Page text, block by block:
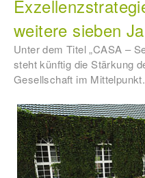
weitere sieben
Unter dem Titel „CASA –
steht künftig die Stärkung
Gesellschaft im Mittelpunkt.